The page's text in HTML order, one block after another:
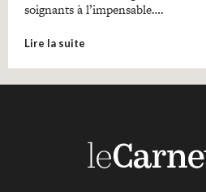
soignants à l’impensable….
Lire la suite